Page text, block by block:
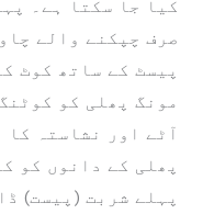
کیا جا سکتا ہے۔
صرف چپکنے والے
پیسٹ کے ساتھ کوٹ
مونگ پھلی کو
آٹے اور نشاستہ
پھلی کے دانوں کو
پہلے شربت (پیست)